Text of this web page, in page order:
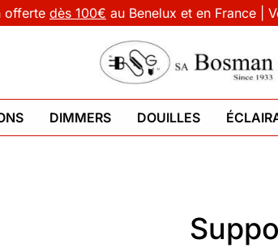
offerte dès 100€ au Benelux et en France |
DIMMERS DOUILLES